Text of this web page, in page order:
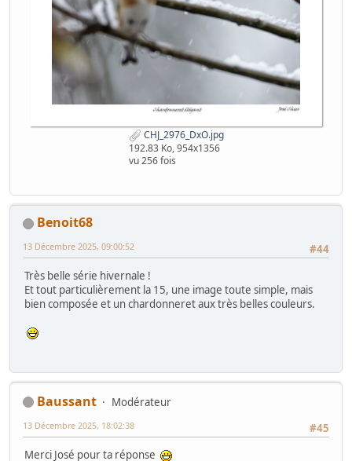
CHJ_2976_DxO.jpg
192.83 Ko, 954x1356
vu 256 fois
Benoit68
#44
13 Décembre 2025, 09:00:52
Très belle série hivernale !
Et tout particulièrement la 15, une image toute simple, mais
bien composée et un chardonneret aux très belles couleurs.
Baussant
Modérateur
#45
13 Décembre 2025, 18:02:38
Merci José pour ta réponse